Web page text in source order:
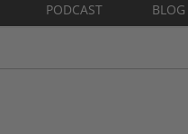
PODCAST BLOG